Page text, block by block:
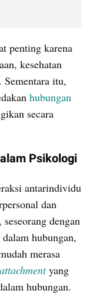
penting karena
kesehatan
Sementara itu,
hubungan
secara
Psikologi
antarindividu
dengan
hubungan,
merasa
yang
hubungan.